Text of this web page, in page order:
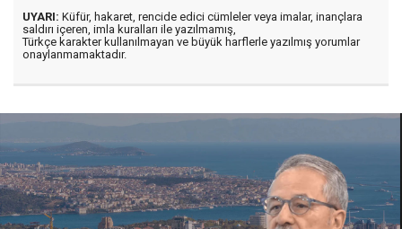
UYARI: Küfür, hakaret, rencide edici cümleler veya imalar, inançlara
saldırı içeren, imla kuralları ile yazılmamış,
Türkçe karakter kullanılmayan ve büyük harflerle yazılmış yorumlar
onaylanmamaktadır.